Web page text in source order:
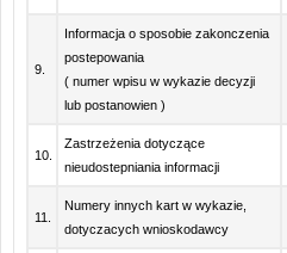
9.
Informacja o sposobie zakonczenia
postepowania
( numer wpisu w wykazie decyzji
lub postanowien )
10.
Zastrzeżenia dotyczące
nieudostepniania informacji
11.
Numery innych kart w wykazie,
dotyczacych wnioskodawcy